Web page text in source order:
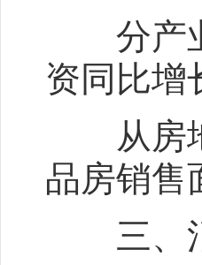
分产业
资同比增
从房地
品房销售
三、消